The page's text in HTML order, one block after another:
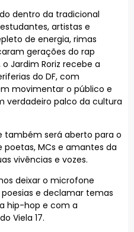
dentro da tradicional
artistas e
de energia, rimas
gerações do rap
Jardim Roriz recebe a
do DF, com
movimentar o público e
verdadeiro palco da cultura
também será aberto para o
MCs e amantes da
vivências e vozes.
deixar o microfone
e declamar temas
hip-hop e com a
Viela 17.